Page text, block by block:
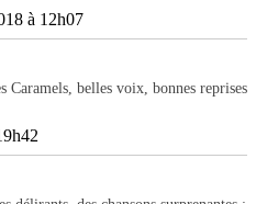
à 12h07
Caramels, belles voix, bonnes reprises